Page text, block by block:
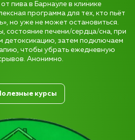
пива в Барнауле в клинике
программа для тех, кто пьёт
но уже не может остановиться.
состояние печени/сердца/сна, при
детоксикацию, затем подключаем
чтобы убрать ежедневную
Анонимно.
курсы